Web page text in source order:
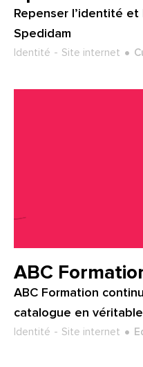
Repenser l’identité
Spedidam
Type de projet :
Identité Site internet
Secteur :
Client :
ABC
ABC Formation
catalogue en
Type de projet :
Identité Site internet
Secteur :